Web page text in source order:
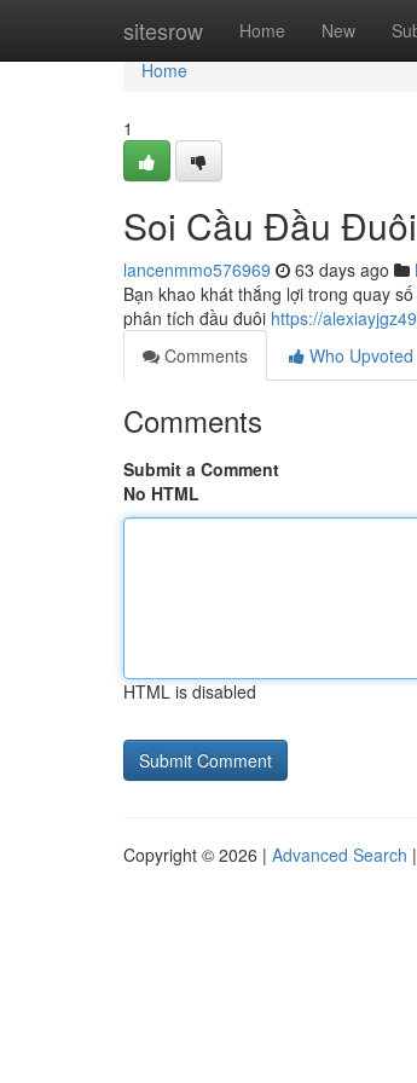
sitesrow Home New
Home
Home
1
Soi Cầu Đầu
lancenmmo576969 63 days ago
Bạn khao khát thắng lợi trong quay
phân tích đầu đuôi https://
Comments
Who Upvoted
Comments
Submit a Comment
No HTML
HTML is disabled
Copyright © 2026 | Advanced Search |